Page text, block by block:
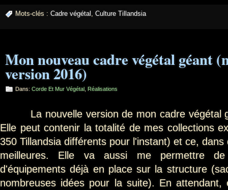
Mots-clés : Cadre végétal Culture Tillandsia
Mon nouveau cadre végétal géant
version 2016)
Dans: Corde Et Mur Végétal Réalisations
La nouvelle version de mon cadre végétal
Elle peut contenir la totalité de mes collections
350 Tillandsia différents pour l'instant) et ce,
meilleures. Elle va aussi me permettre de
d'équipements déjà en place sur la structure
nombreuses idées pour la suite). En